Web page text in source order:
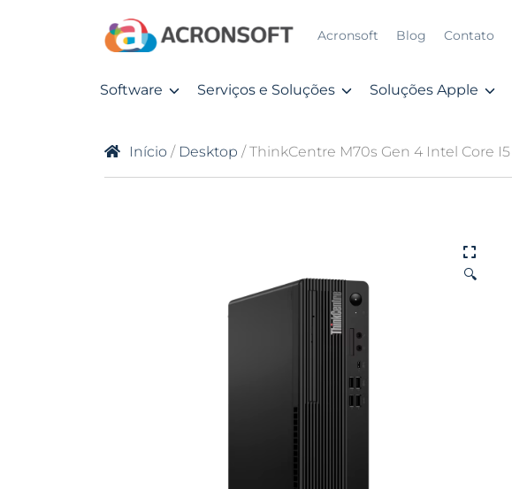
Acronsoft Blog Contato
Software Serviços e Soluções Soluções Apple
Início / Desktop / ThinkCentre M70s Gen 4 Intel Core I5
🔍